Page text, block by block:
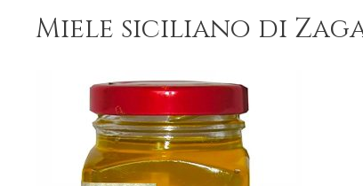
Miele siciliano di